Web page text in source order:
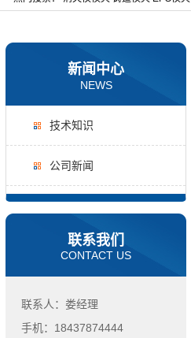
新闻中心
NEWS
技术知识
公司新闻
联系我们
CONTACT US
联系人：娄经理
手机：18437874444